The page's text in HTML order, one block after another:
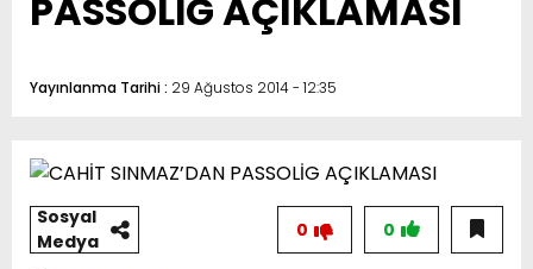
PASSOLİG AÇIKLAMASI
Yayınlanma Tarihi : 29 Ağustos 2014 - 12:35
Sosyal
Medya
0
0